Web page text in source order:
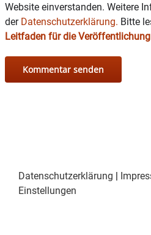
Website einverstanden. Weitere
der Datenschutzerklärung. Bitte
Leitfaden für die
Datenschutzerklärung |
Einstellungen